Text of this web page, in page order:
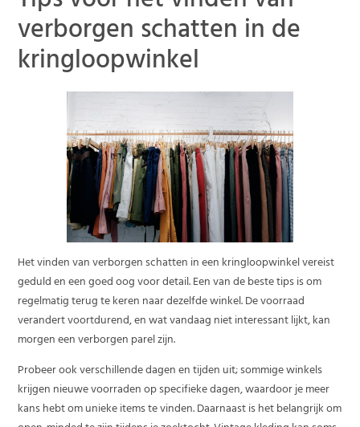
verborgen schatten in de
kringloopwinkel
Het vinden van verborgen schatten in een kringloopwinkel vereist
geduld en een goed oog voor detail. Een van de beste tips is om
regelmatig terug te keren naar dezelfde winkel. De voorraad
verandert voortdurend, en wat vandaag niet interessant lijkt, kan
morgen een verborgen parel zijn.
Probeer ook verschillende dagen en tijden uit; sommige winkels
krijgen nieuwe voorraden op specifieke dagen, waardoor je meer
kans hebt om unieke items te vinden. Daarnaast is het belangrijk om